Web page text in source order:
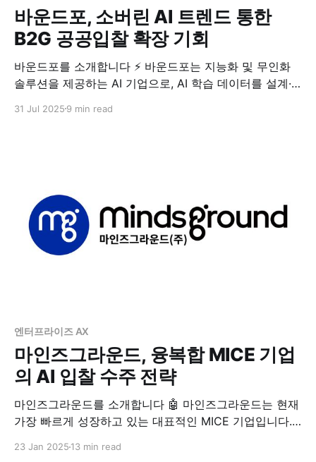
바운드포, 소버린 AI 트렌드 통한
B2G 공공입찰 확장 기회
바운드포를 소개합니다 ⚡ 바운드포는 지능화 및 무인화
솔루션을 제공하는 AI 기업으로, AI 학습 데이터를 설계·
이터 위탁 생산), Spatial AI(공간지능 기반 무인화),
31 Jul 2025 9 min read
엔터프라이즈 AX
마인즈그라운드, 융복합 MICE 기업
의 AI 입찰 수주 전략
마인즈그라운드를 소개합니다 🤖 마인즈그라운드는 현재
가장 빠르게 성장하고 있는 대표적인 MICE 기업입니다.
23 Jan 2025 13 min read